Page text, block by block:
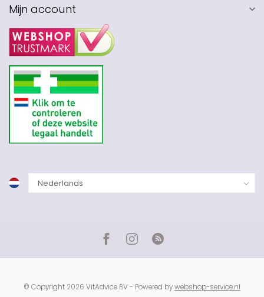
Mijn account
© Copyright 2026 VitAdvice BV - Powered bywebshop-service.nl